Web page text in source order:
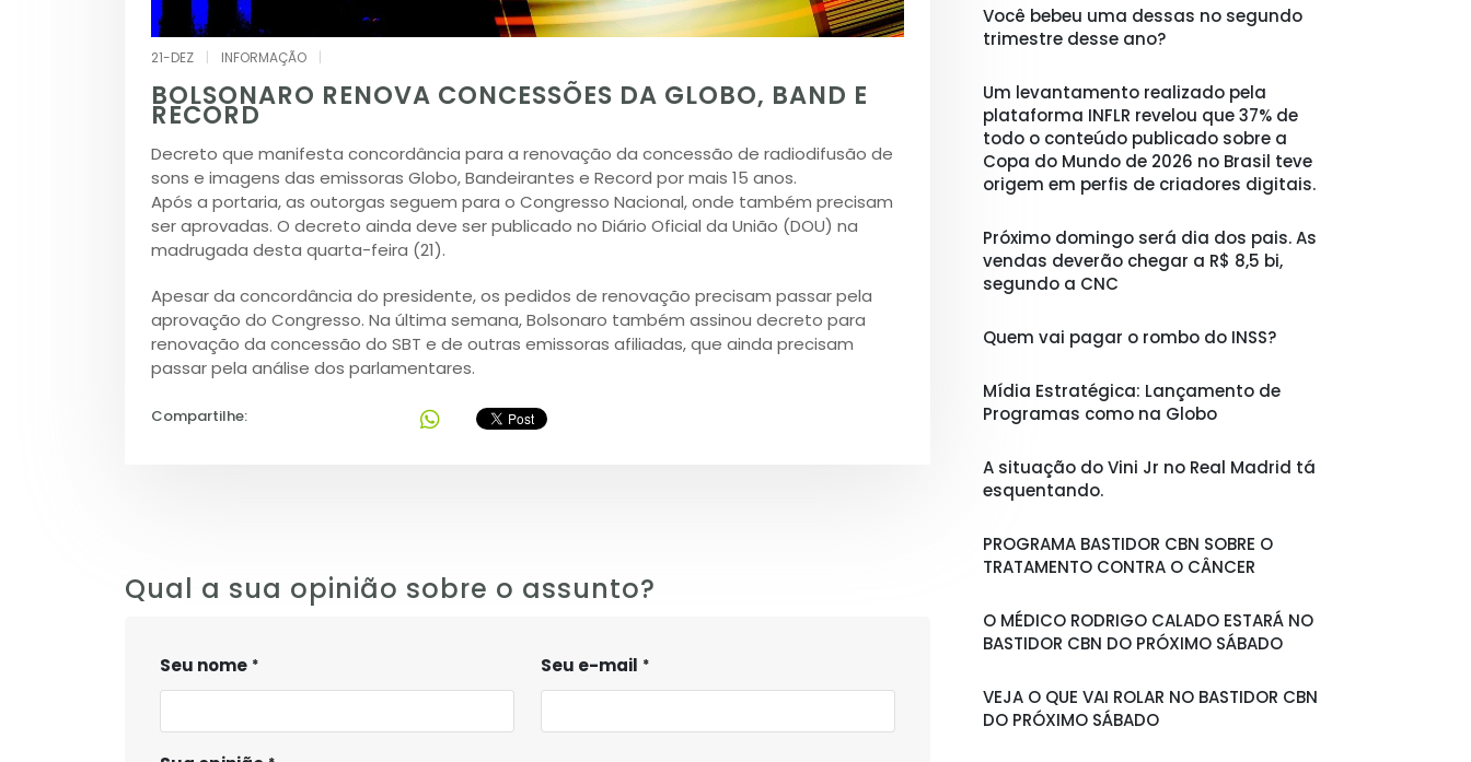
21-DEZ INFORMAÇÃO
BOLSONARO RENOVA CONCESSÕES DA GLOBO, BAND E
RECORD
Decreto que manifesta concordância para a renovação da concessão de radiodifusão de
sons e imagens das emissoras Globo, Bandeirantes e Record por mais 15 anos.
Após a portaria, as outorgas seguem para o Congresso Nacional, onde também precisam
ser aprovadas. O decreto ainda deve ser publicado no Diário Oficial da União (DOU) na
madrugada desta quarta-feira (21).
Apesar da concordância do presidente, os pedidos de renovação precisam passar pela
aprovação do Congresso. Na última semana, Bolsonaro também assinou decreto para
renovação da concessão do SBT e de outras emissoras afiliadas, que ainda precisam
passar pela análise dos parlamentares.
Compartilhe:
Qual a sua opinião sobre o assunto?
Seu nome Seu e-mail
Você bebeu uma dessas no segundo
trimestre desse ano?
Um levantamento realizado pela
plataforma INFLR revelou que 37% de
todo o conteúdo publicado sobre a
Copa do Mundo de 2026 no Brasil teve
origem em perfis de criadores digitais.
Próximo domingo será dia dos pais. As
vendas deverão chegar a R$ 8,5 bi,
segundo a CNC
Quem vai pagar o rombo do INSS?
Mídia Estratégica: Lançamento de
Programas como na Globo
A situação do Vini Jr no Real Madrid tá
esquentando.
PROGRAMA BASTIDOR CBN SOBRE O
TRATAMENTO CONTRA O CÂNCER
O MÉDICO RODRIGO CALADO ESTARÁ NO
BASTIDOR CBN DO PRÓXIMO SÁBADO
VEJA O QUE VAI ROLAR NO BASTIDOR CBN
DO PRÓXIMO SÁBADO